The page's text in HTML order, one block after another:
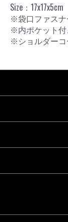
Size：17x17x5cm
※袋口ファスナ
※内ポケット付
※ショルダーコ